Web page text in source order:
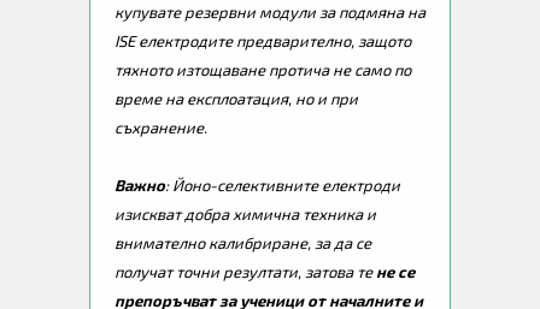
купувате резервни модули за подмяна на
ISE електродите предварително, защото
тяхното изтощаване протича не само по
време на експлоатация, но и при
съхранение.
Важно: Йоно-селективните електроди
изискват добра химична техника и
внимателно калибриране, за да се
получат точни резултати, затова тене се
препоръчват за ученици от началните и